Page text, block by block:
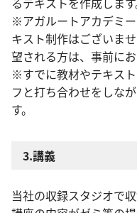
※アガルートアカデミ
キスト制作はございま
望される方は、事前に
※すでに教材やテキス
フと打ち合わせをしな
す。
3.講義
当社の収録スタジオで収